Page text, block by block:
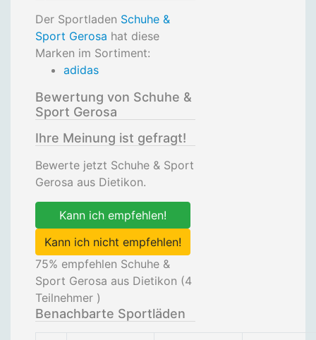
Der Sportladen Schuhe &
Sport Gerosa hat diese
Marken im Sortiment:
adidas
Bewertung von Schuhe &
Sport Gerosa
Ihre Meinung ist gefragt!
Bewerte jetzt Schuhe & Sport
Gerosa aus Dietikon.
Kann ich empfehlen!
Kann ich nicht empfehlen!
75% empfehlen Schuhe &
Sport Gerosa aus Dietikon (4
Teilnehmer )
Benachbarte Sportläden